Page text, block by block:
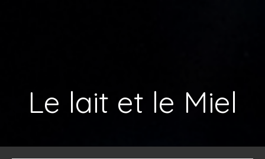
Le lait et le Miel